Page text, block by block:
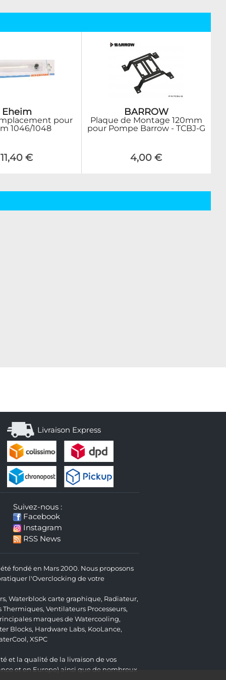
Eheim
pour
1046/1048
11,40 €
BARROW
Plaque de Montage 120mm
pour Pompe Barrow - TCBJ-G
4,00 €
Livraison Express
Suivez-nous :
Facebook
Instagram
RSS News
fondé en Mars 2000. Nous proposons
l'Overclocking de votre
, Waterblock carte graphique, Radiateur,
Thermiques, Ventilateurs Processeurs,
marques de Watercooling,
Blocks, Hardware Labs, KooLance,
, XSPC
et la qualité de la livraison de vos
et en Europe) ainsi que de nombreux